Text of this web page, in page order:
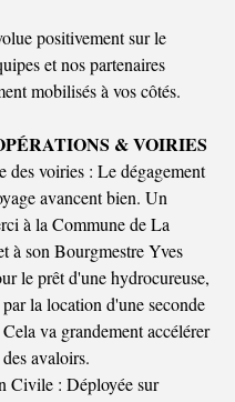
positivement sur le
et nos partenaires
mobilisés à vos côtés.
& VOIRIES
des voiries : Le dégagement
avancent bien. Un
à la Commune de La
à son Bourgmestre Yves
le prêt d'une hydrocureuse,
la location d'une seconde
va grandement accélérer
avaloirs.
Civile : Déployée sur